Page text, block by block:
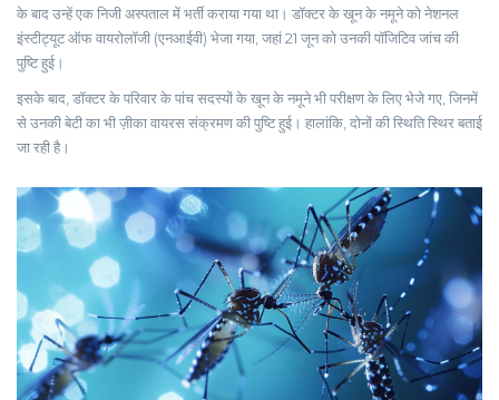
के बाद उन्हें एक निजी अस्पताल में भर्ती कराया गया था। डॉक्टर के खून के नमूने को नेशनल
इंस्टीट्यूट ऑफ वायरोलॉजी (एनआईवी) भेजा गया, जहां 21 जून को उनकी पॉजिटिव जांच की
पुष्टि हुई।
इसके बाद, डॉक्टर के परिवार के पांच सदस्यों के खून के नमूने भी परीक्षण के लिए भेजे गए, जिनमें
से उनकी बेटी का भी ज़ीका वायरस संक्रमण की पुष्टि हुई। हालांकि, दोनों की स्थिति स्थिर बताई
जा रही है।